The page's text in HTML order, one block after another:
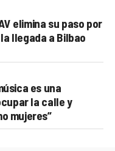
elimina su paso por
llegada a Bilbao
es una
la calle y
mujeres”